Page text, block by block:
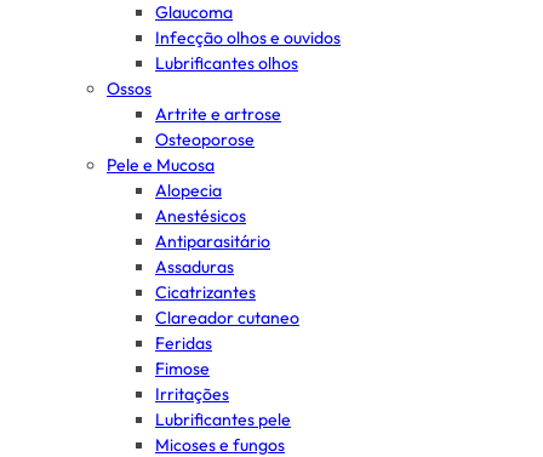
Glaucoma
Infecção olhos e ouvidos
Lubrificantes olhos
Ossos
Artrite e artrose
Osteoporose
Pele e Mucosa
Alopecia
Anestésicos
Antiparasitário
Assaduras
Cicatrizantes
Clareador cutaneo
Feridas
Fimose
Irritações
Lubrificantes pele
Micoses e fungos